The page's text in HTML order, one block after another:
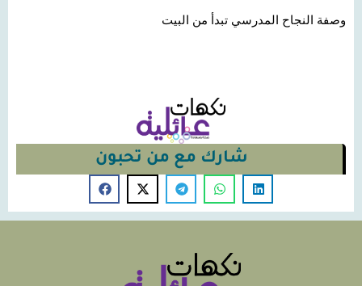
وصفة النجاح المدرسي تبدأ من البيت
شارك مع من تحبون